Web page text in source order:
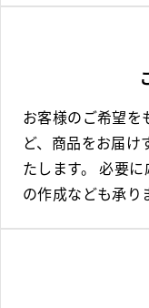
お客様のご希望を
ど、商品をお届け
たします。 必要
の作成なども承り